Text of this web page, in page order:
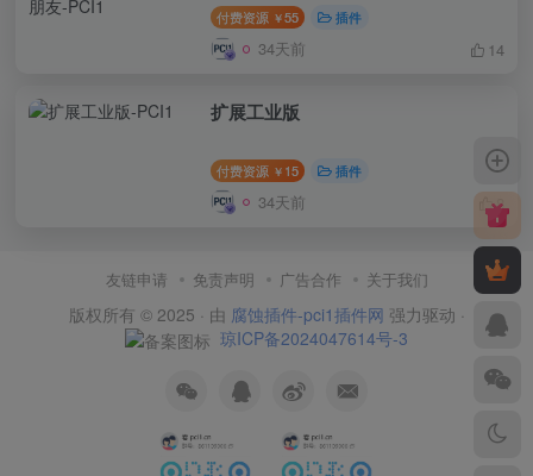
付费资源 ￥55 插件
34天前 14
扩展工业版
付费资源 ￥ 15 插件
34天前 8
友链申请 免责声明 广告合作 关于我们
版权所有 © 2025 · 由 腐蚀插件-pci1插件网 强力驱动 ·
琼ICP备2024047614号-3